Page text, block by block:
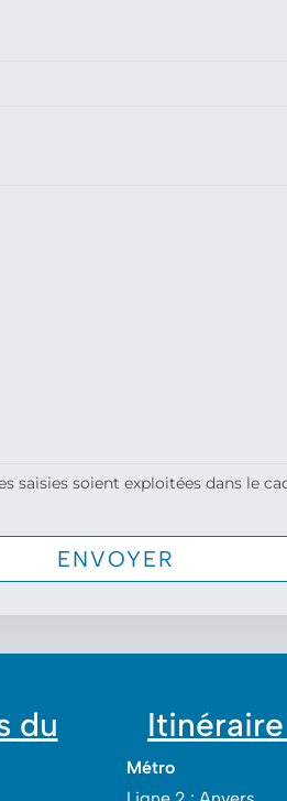
saisies soient exploitées dans le
du
Métro